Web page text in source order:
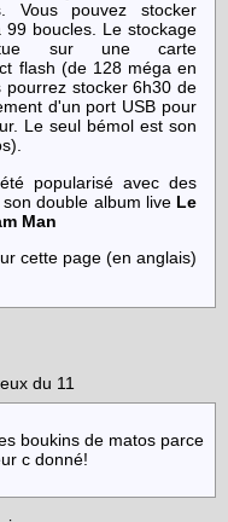
Vous pouvez stocker
99 boucles. Le stockage
sur une carte
flash (de 128 méga en
stocker 6h30 de
d'un port USB pour
Le seul bémol est son
popularisé avec des
son double album live Le
Man
cette page (en anglais)
du 11
boukins de matos parce
c donné!